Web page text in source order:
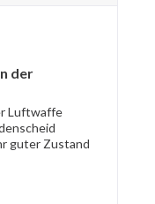
der
Luftwaffe
guter Zustand